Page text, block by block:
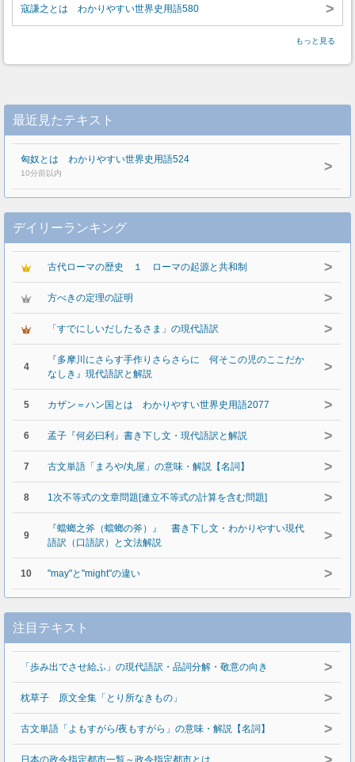
寇謙之とは わかりやすい世界史用語580 >
もっと見る
最近見たテキスト
匈奴とは わかりやすい世界史用語524
10分前以内 >
デイリーランキング
古代ローマの歴史 １ ローマの起源と共和制 >
方べきの定理の証明 >
「すでにしいだしたるさま」の現代語訳 >
4
『多摩川にさらす手作りさらさらに 何そこの児のここだか
なしき』現代語訳と解説
>
5 カザン＝ハン国とは わかりやすい世界史用語2077 >
6 孟子『何必曰利』書き下し文・現代語訳と解説 >
7 古文単語「まろや/丸屋」の意味・解説【名詞】 >
8 1次不等式の文章問題[連立不等式の計算を含む問題] >
9
『蟷螂之斧（蟷螂の斧）』 書き下し文・わかりやすい現代
語訳（口語訳）と文法解説
>
10 "may"と"might"の違い >
注目テキスト
「歩み出でさせ給ふ」の現代語訳・品詞分解・敬意の向き >
枕草子 原文全集「とり所なきもの」 >
古文単語「よもすがら/夜もすがら」の意味・解説【名詞】 >
日本の政令指定都市一覧～政令指定都市とは